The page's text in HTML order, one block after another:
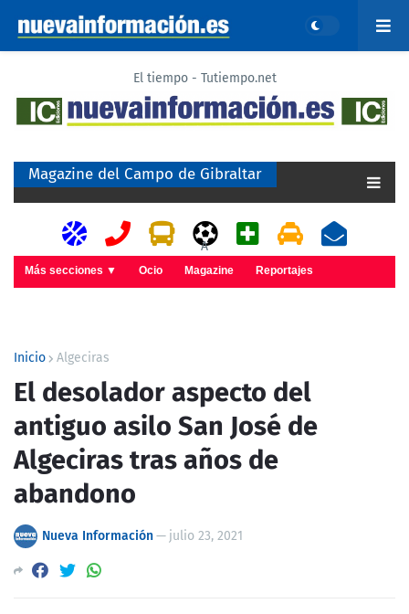
El tiempo - Tutiempo.net
Magazine del Campo de Gibraltar
A
Más secciones ▼ Ocio Magazine Reportajes
Inicio Algeciras
El desolador aspecto del
antiguo asilo San José de
Algeciras tras años de
abandono
Nueva Información— julio 23, 2021